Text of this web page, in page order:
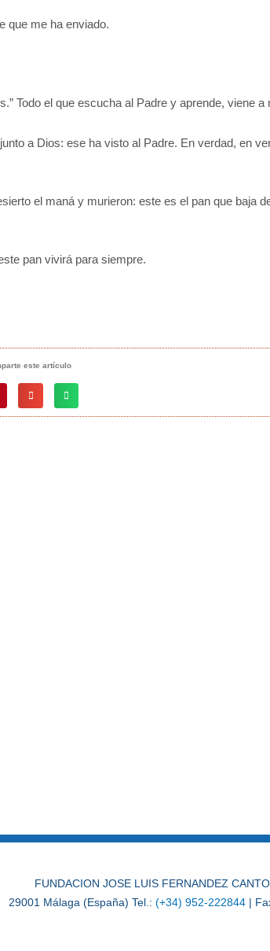
que me ha enviado.
Todo el que escucha al Padre y aprende, viene a
a Dios: ese ha visto al Padre. En verdad, en
el maná y murieron: este es el pan que baja
pan vivirá para siempre.
este artículo
FUNDACION JOSE LUIS FERNANDEZ
29001 Málaga (España) Tel.: (+34) 952-222844|